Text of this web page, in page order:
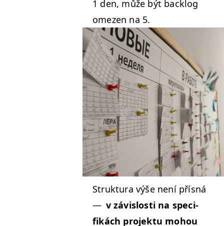
1 den, může být back­log
omezen na 5.
Struk­tu­ra výše není přís­ná
— v závis­losti na speci­
fikách pro­jek­tu mohou